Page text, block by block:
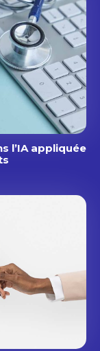
l’IA appliquée